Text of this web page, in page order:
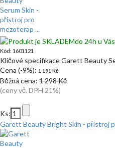
do 24h u Vás
Kód: 1601121
Klíčové specifikace Garett Beauty
Cena (-9%): 1 191 Kč
Běžná cena: 1 298 Kč
(ceny vč. DPH 21%)
Ks:
Garett Beauty Bright Skin - přístroj